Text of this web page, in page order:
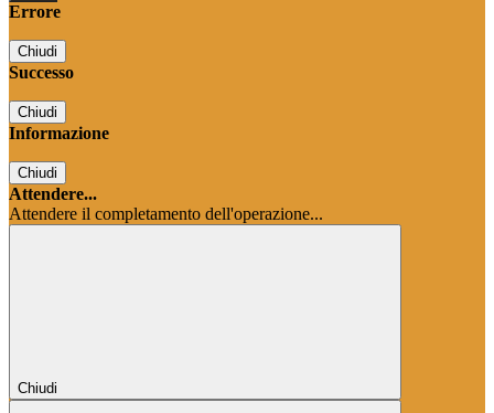
Errore
Chiudi
Successo
Chiudi
Informazione
Chiudi
Attendere...
Attendere il completamento dell'operazione...
Chiudi